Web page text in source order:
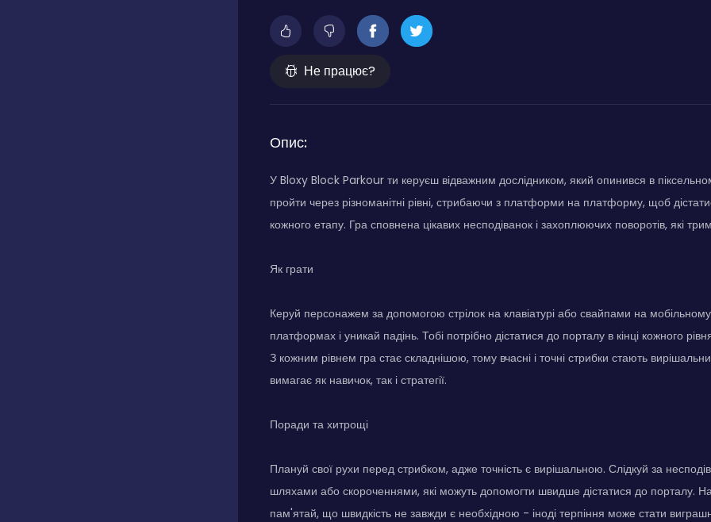
Не працює?
Опис:
У Bloxy Block Parkour ти керуєш відважним дослідником, який опинився в
пройти через різноманітні рівні, стрибаючи з платформи на платформу, щоб
кожного етапу. Гра сповнена цікавих несподіванок і захоплюючих поворотів, які
Як грати
Керуй персонажем за допомогою стрілок на клавіатурі або свайпами на
платформах і уникай падінь. Тобі потрібно дістатися до порталу в кінці кожного
З кожним рівнем гра стає складнішою, тому вчасні і точні стрибки стають
вимагає як навичок, так і стратегії.
Поради та хитрощі
Плануй свої рухи перед стрибком, адже точність є вирішальною. Слідкуй за
шляхами або скороченнями, які можуть допомогти швидше дістатися до порталу.
пам'ятай, що швидкість не завжди є необхідною - іноді терпіння може стати